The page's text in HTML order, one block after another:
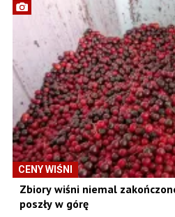
CENY WIŚNI
Zbiory wiśni niemal
poszły w górę